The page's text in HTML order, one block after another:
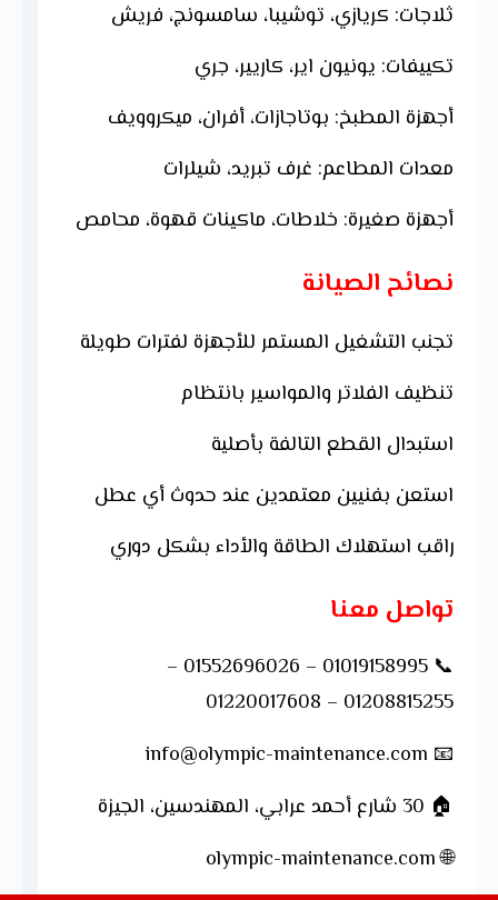
ثلاجات: كريازي، توشيبا، سامسونج، فريش
تكييفات: يونيون اير، كاريير، جري
أجهزة المطبخ: بوتاجازات، أفران، ميكروويف
معدات المطاعم: غرف تبريد، شيلرات
أجهزة صغيرة: خلاطات، ماكينات قهوة، محامص
نصائح الصيانة
تجنب التشغيل المستمر للأجهزة لفترات طويلة
تنظيف الفلاتر والمواسير بانتظام
استبدال القطع التالفة بأصلية
استعن بفنيين معتمدين عند حدوث أي عطل
راقب استهلاك الطاقة والأداء بشكل دوري
تواصل معنا
📞 01019158995 – 01552696026 –
01208815255 – 01220017608
📧 info@olympic-maintenance.com
🏠 30 شارع أحمد عرابي، المهندسين، الجيزة
🌐
olympic-maintenance.com